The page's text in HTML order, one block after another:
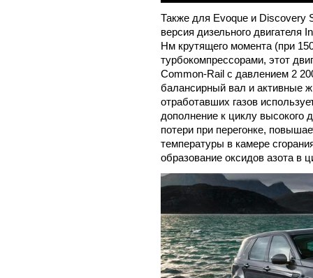
Также для Evoque и Discovery
версия дизельного двигателя
Нм крутящего момента (при
турбокомпрессорами, этот
Common-Rail с давлением 2
балансирный вал и активные
отработавших газов
дополнение к циклу высокого
потери при перегонке,
температуры в камере
образование оксидов азота в